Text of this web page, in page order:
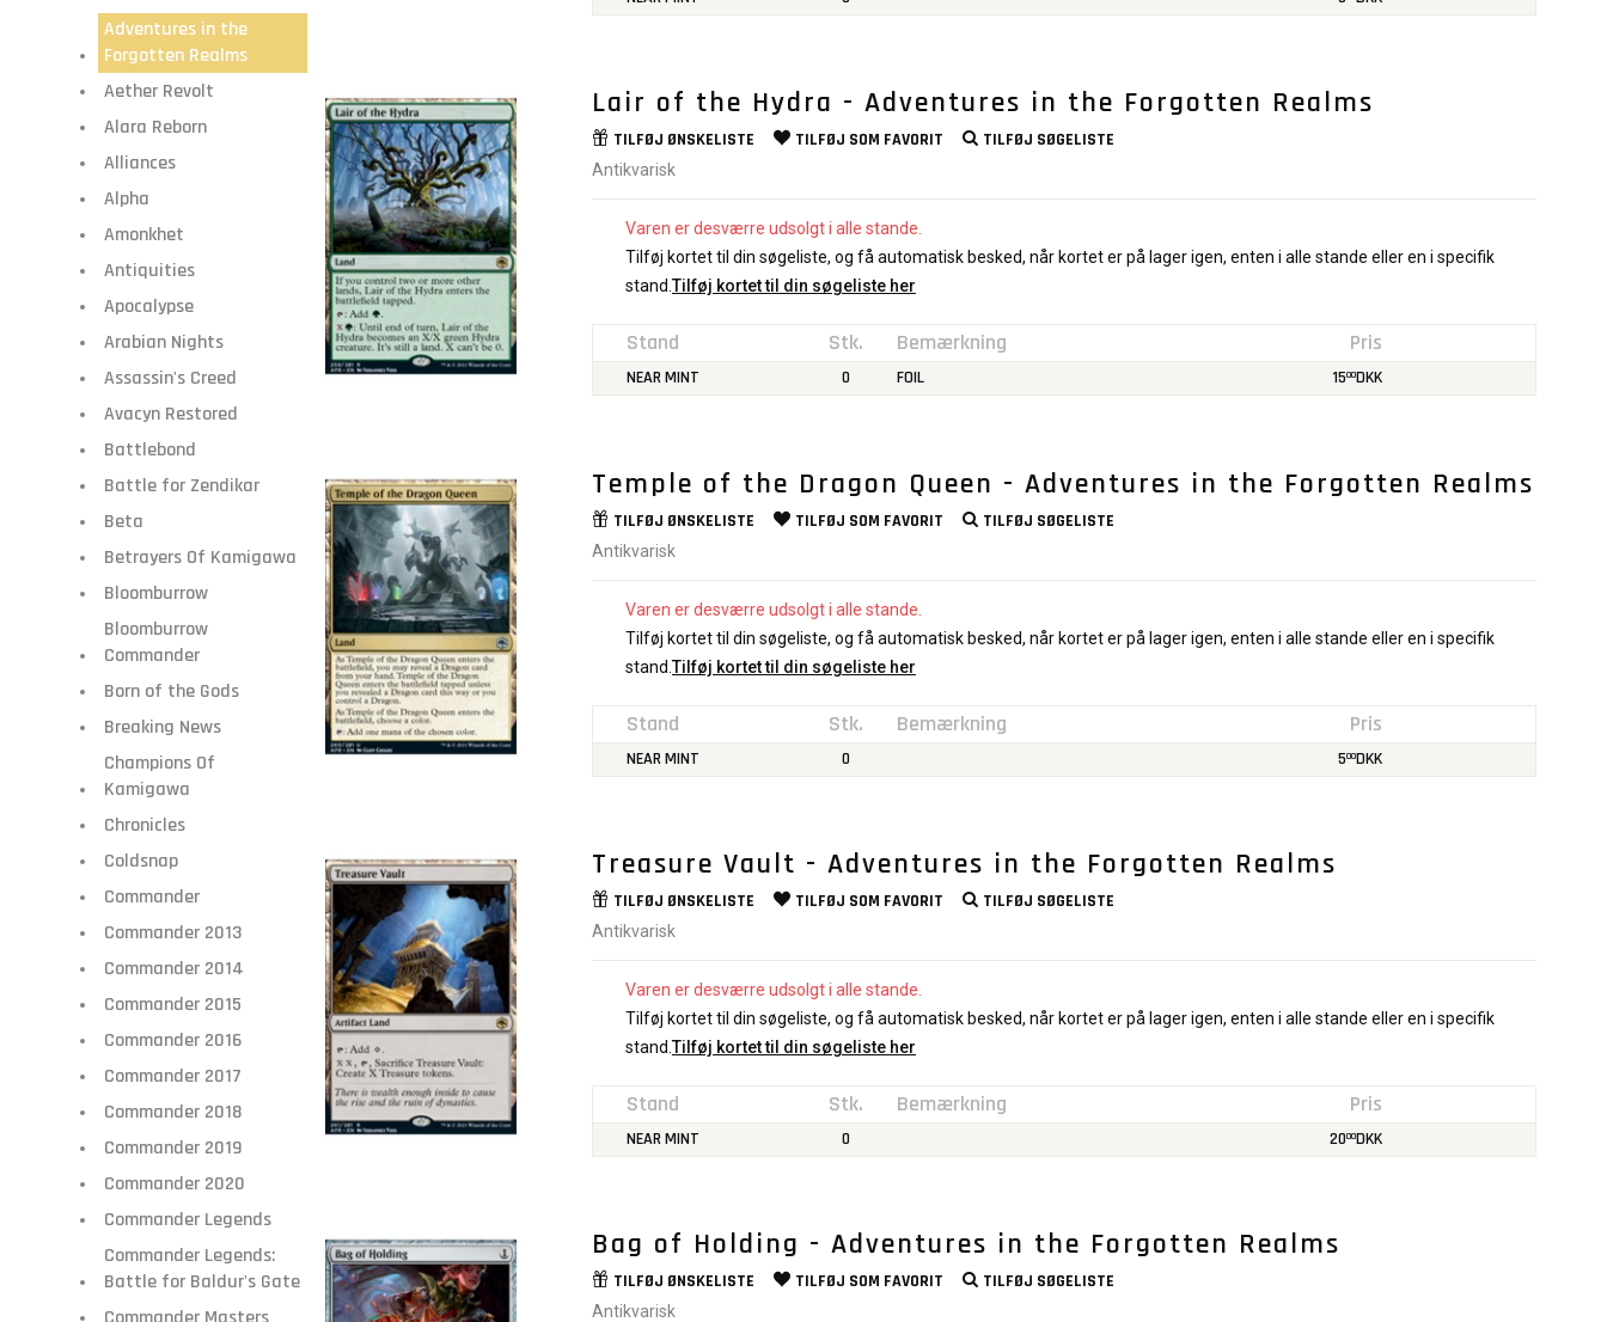
Adventures in the
Forgotten Realms
Aether Revolt
Alara Reborn
Alliances
Alpha
Amonkhet
Antiquities
Apocalypse
Arabian Nights
Assassin's Creed
Avacyn Restored
Battlebond
Battle for Zendikar
Beta
Betrayers Of Kamigawa
Bloomburrow
Bloomburrow
Commander
Born of the Gods
Breaking News
Champions Of
Kamigawa
Chronicles
Coldsnap
Commander
Commander 2013
Commander 2014
Commander 2015
Commander 2016
Commander 2017
Commander 2018
Commander 2019
Commander 2020
Commander Legends
Commander Legends:
Battle for Baldur's Gate
Lair of the Hydra - Adventures in the Forgotten Realms
TILFØJ ØNSKELISTE TILFØJ SOM FAVORIT TILFØJ SØGELISTE
Antikvarisk
Varen er desværre udsolgt i alle stande.
Tilføj kortet til din søgeliste, og få automatisk besked, når kortet er på lager igen, enten i alle stande eller en i specifik
stand.Tilføj kortet til din søgeliste her
Stand Stk. Bemærkning Pris
NEAR MINT 0 FOIL 1500DKK
Temple of the Dragon Queen - Adventures in the Forgotten Realms
TILFØJ ØNSKELISTE TILFØJ SOM FAVORIT TILFØJ SØGELISTE
Antikvarisk
Varen er desværre udsolgt i alle stande.
Tilføj kortet til din søgeliste, og få automatisk besked, når kortet er på lager igen, enten i alle stande eller en i specifik
stand. Tilføj kortet til din søgeliste her
Stand Stk. Bemærkning Pris
NEAR MINT 0 500DKK
Treasure Vault - Adventures in the Forgotten Realms
TILFØJ ØNSKELISTE TILFØJ SOM FAVORIT TILFØJ SØGELISTE
Antikvarisk
Varen er desværre udsolgt i alle stande.
Tilføj kortet til din søgeliste, og få automatisk besked, når kortet er på lager igen, enten i alle stande eller en i specifik
stand. Tilføj kortet til din søgeliste her
Stand Stk. Bemærkning Pris
NEAR MINT 0 2000DKK
Bag of Holding - Adventures in the Forgotten Realms
TILFØJ ØNSKELISTE TILFØJ SOM FAVORIT TILFØJ SØGELISTE
Antikvarisk